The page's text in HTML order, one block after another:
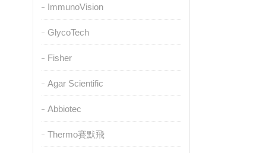
ImmunoVision
GlycoTech
Fisher
Agar Scientific
Abbiotec
Thermo賽默飛